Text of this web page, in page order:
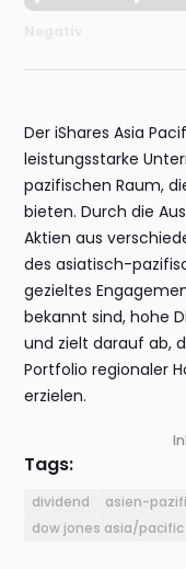
Der iShares Asia
leistungsstarke
pazifischen Raum,
bieten. Durch die
Aktien aus
des asiatisch-
gezieltes
bekannt sind, hohe
und zielt darauf ab,
Portfolio regionaler
erzielen.
Tags:
dividend
asien-
dow jones asia/